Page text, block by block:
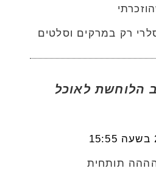
רק במרקים וסלטים
הלוחשת לאוכל
תותחית